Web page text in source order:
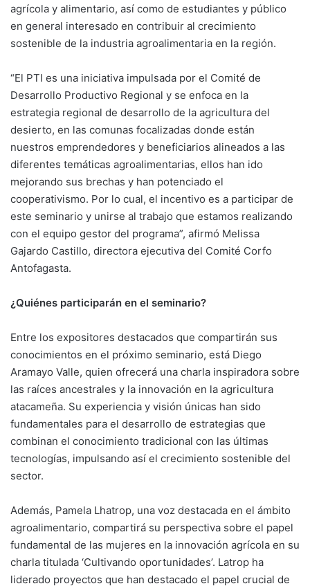
agrícola y alimentario, así como de estudiantes y público
en general interesado en contribuir al crecimiento
sostenible de la industria agroalimentaria en la región.
“El PTI es una iniciativa impulsada por el Comité de
Desarrollo Productivo Regional y se enfoca en la
estrategia regional de desarrollo de la agricultura del
desierto, en las comunas focalizadas donde están
nuestros emprendedores y beneficiarios alineados a las
diferentes temáticas agroalimentarias, ellos han ido
mejorando sus brechas y han potenciado el
cooperativismo. Por lo cual, el incentivo es a participar de
este seminario y unirse al trabajo que estamos realizando
con el equipo gestor del programa”, afirmó Melissa
Gajardo Castillo, directora ejecutiva del Comité Corfo
Antofagasta.
¿Quiénes participarán en el seminario?
Entre los expositores destacados que compartirán sus
conocimientos en el próximo seminario, está Diego
Aramayo Valle, quien ofrecerá una charla inspiradora sobre
las raíces ancestrales y la innovación en la agricultura
atacameña. Su experiencia y visión únicas han sido
fundamentales para el desarrollo de estrategias que
combinan el conocimiento tradicional con las últimas
tecnologías, impulsando así el crecimiento sostenible del
sector.
Además, Pamela Lhatrop, una voz destacada en el ámbito
agroalimentario, compartirá su perspectiva sobre el papel
fundamental de las mujeres en la innovación agrícola en su
charla titulada ‘Cultivando oportunidades’. Latrop ha
liderado proyectos que han destacado el papel crucial de